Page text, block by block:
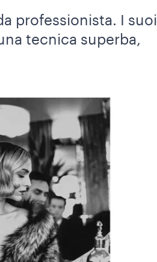
professionista. I suoi
tecnica superba,